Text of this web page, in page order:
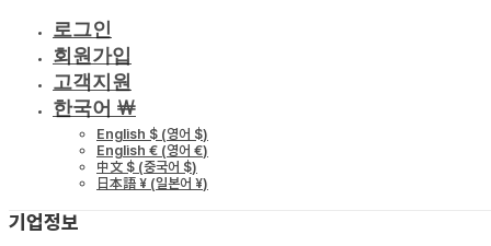
로그인
회원가입
고객지원
한국어 ￦
English $ (영어 $)
English € (영어 €)
中文 $ (중국어 $)
日本語 ¥ (일본어 ¥)
기업정보